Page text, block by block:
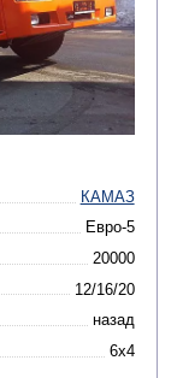
Нефтепромысловые
ПОДЪЕМНО-
ТРАНСПОРТНАЯ
Автокраны
установки (КМУ)
ТЕХНИКА
Комбинированные